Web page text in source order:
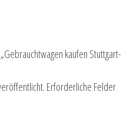
kaufen Stuttgart-
Erforderliche Felder